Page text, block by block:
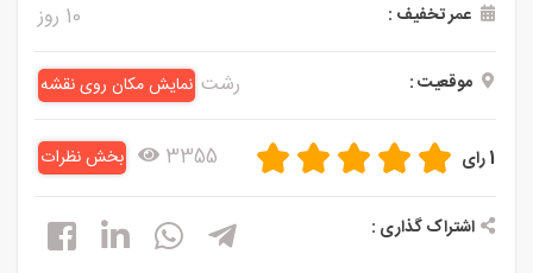
و
و کافی
عمر تخفیف : 10 روز
موقعیت : رشت نمایش مکان روی نقشه
1 رای 3355 بخش نظرات
اشتراک گذاری :